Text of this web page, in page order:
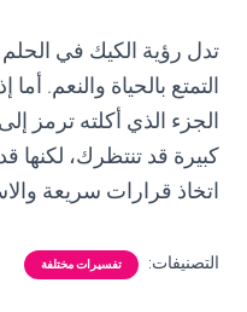
تدل رؤية الكيك في الحلم
التمتع بالحياة والنعم.
الجزء الذي أكلته ترمز
كبيرة قد تنتظرك،
اتخاذ قرارات سريعة
التصنيفات: تفسيرات مختلفة